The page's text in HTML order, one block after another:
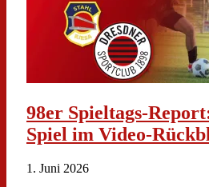
98er Spieltags-
Spiel im Video-
1. Juni 2026